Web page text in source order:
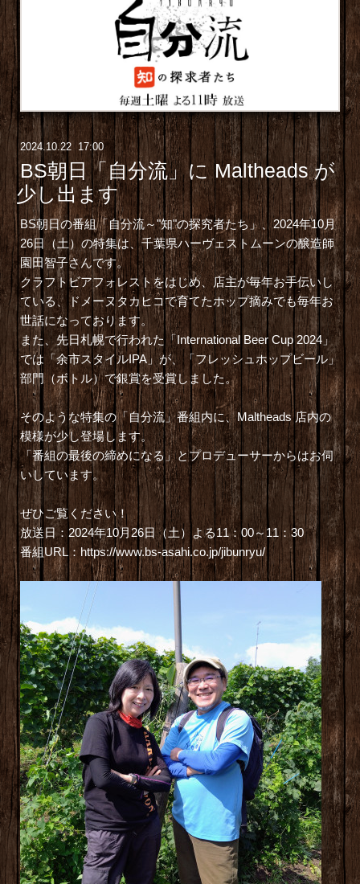
2024. 10.22 17:00
BS朝日「自分流」に Maltheads が
少し出ます
BS朝日の番組「自分流～"知"の探究者たち」、2024年10月
26日（土）の特集は、千葉県ハーヴェストムーンの醸造師
園田智子さんです。
クラフトビアフォレストをはじめ、店主が毎年お手伝いし
ている、ドメーヌタカヒコで育てたホップ摘みでも毎年お
世話になっております。
また、先日札幌で行われた「International Beer Cup 2024」
では「余市スタイルIPA」が、「フレッシュホップビール」
部門（ボトル）で銀賞を受賞しました。
そのような特集の「自分流」番組内に、Maltheads 店内の
模様が少し登場します。
「番組の最後の締めになる」とプロデューサーからはお伺
いしています。
ぜひご覧ください！
放送日：2024年10月26日（土）よる11：00～11：30
番組URL： https://www.bs-asahi.co.jp/jibunryu/